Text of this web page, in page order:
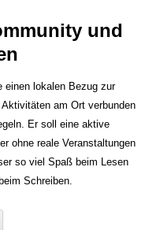
und
einen lokalen Bezug zur
am Ort verbunden
Er soll eine aktive
ohne reale Veranstaltungen
so viel Spaß beim Lesen
Schreiben.